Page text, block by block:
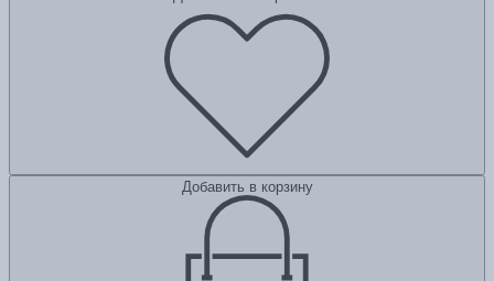
Добавить в корзину